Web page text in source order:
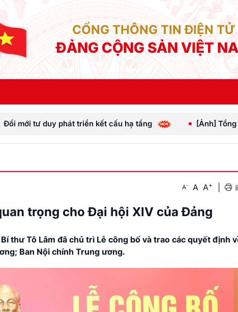
CỔNG THÔNG TIN ĐIỆN TỬ
ĐẢNG CỘNG SẢN VIỆT
triển kết cấu hạ tầng [Ảnh] Tổng Bí thư, Chủ tịch
A- A A+
trọng cho Đại hội XIV của Đảng
thư Tô Lâm đã chủ trì Lễ công bố và trao các quyết định
Ban Nội chính Trung ương.